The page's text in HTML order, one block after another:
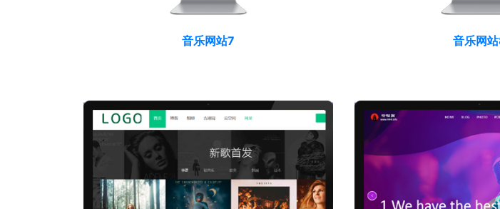
音乐网站7 音乐网